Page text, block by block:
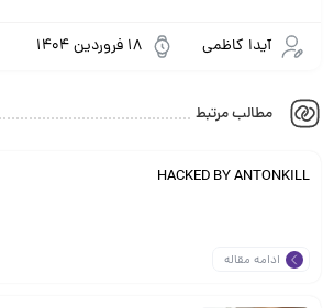
آیدا کاظمی 18 فروردین 1404
مطالب مرتبط
HACKED BY ANTONKILL
ادامه مقاله